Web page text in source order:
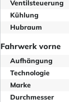
Ventilsteuerung
Kühlung
Hubraum
Fahrwerk vorne
Aufhängung
Technologie
Marke
Durchmesser